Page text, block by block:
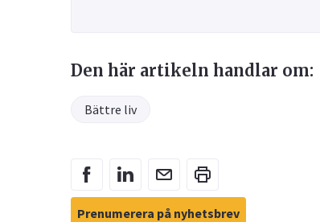
Den här artikeln handlar om:
Bättre liv
Prenumerera på nyhetsbrev